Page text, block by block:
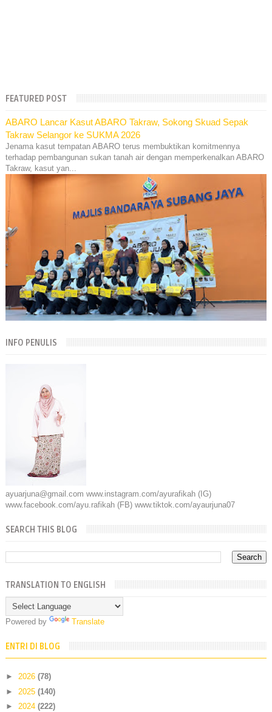
FEATURED POST
ABARO Lancar Kasut ABARO Takraw, Sokong Skuad Sepak
Takraw Selangor ke SUKMA 2026
Jenama kasut tempatan ABARO terus membuktikan komitmennya
terhadap pembangunan sukan tanah air dengan memperkenalkan ABARO
Takraw, kasut yan...
INFO PENULIS
ayuarjuna@gmail.com www.instagram.com/ayurafikah (IG)
www.facebook.com/ayu.rafikah (FB) www.tiktok.com/ayaurjuna07
SEARCH THIS BLOG
TRANSLATION TO ENGLISH
Powered by Translate
ENTRI DI BLOG
► 2026 (78)
► 2025 (140)
► 2024 (222)